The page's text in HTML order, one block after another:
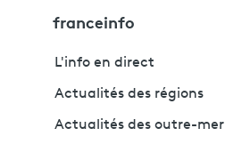
franceinfo
L'info en direct
Actualités des régions
Actualités des outre-mer